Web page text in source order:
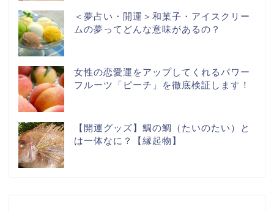
＜夢占い・開運＞和菓子・アイスクリー
ムの夢ってどんな意味があるの？
女性の恋愛運をアップしてくれるパワー
フルーツ「ピーチ」を徹底検証します！
【開運グッズ】鯛の鯛（たいのたい）と
は一体なに？【縁起物】